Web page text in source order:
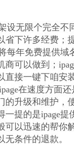
设无限个完全
省下许多经费；
每年免费提供
商可以做到；
直接一键下咱安
在速度方面
的升级和维护，
一提的是ipage
可以迅速的帮你
条件的退款。